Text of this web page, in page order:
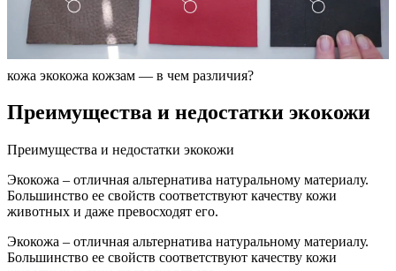
кожа экокожа кожзам — в чем различия?
Преимущества и недостатки экокожи
Преимущества и недостатки экокожи
Экокожа – отличная альтернатива натуральному материалу.
Большинство ее свойств соответствуют качеству кожи
животных и даже превосходят его.
Экокожа – отличная альтернатива натуральному материалу.
Большинство ее свойств соответствуют качеству кожи